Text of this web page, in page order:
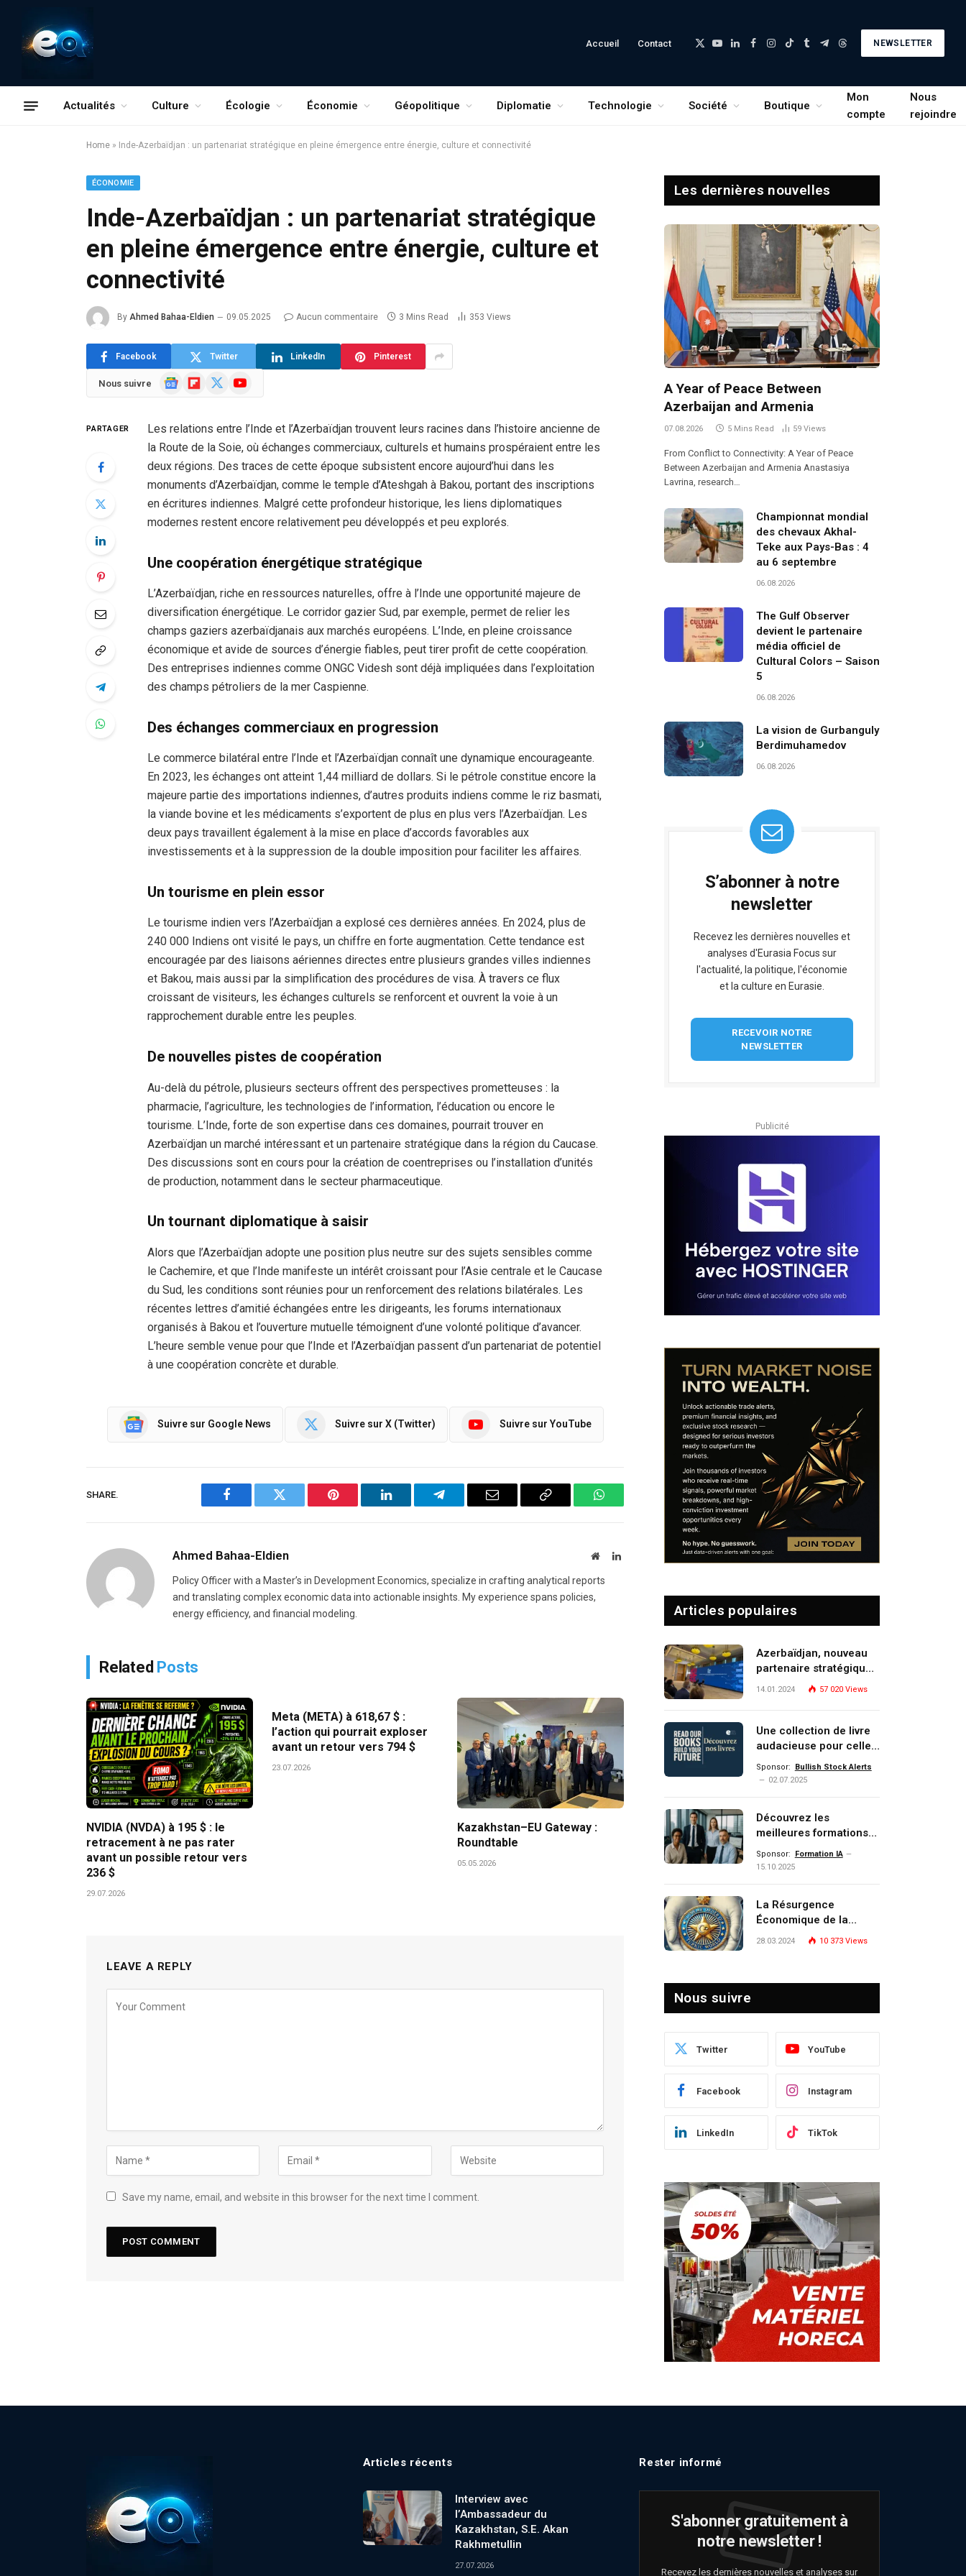
Accueil Contact
X
YouTube
LinkedInFacebook
Instagram
TikTokTumblrTelegramThreads
NEWSLETTER
Actualités Culture Écologie Économie Géopolitique Diplomatie Technologie Société Boutique
Mon
compte
Nous
rejoindre
Home » Inde-Azerbaïdjan : un partenariat stratégique en pleine émergence entre énergie, culture et connectivité
ÉCONOMIE
Inde-Azerbaïdjan : un partenariat stratégique
en pleine émergence entre énergie, culture et
connectivité
By Ahmed Bahaa-Eldien 09.05.2025 Aucun commentaire 3 Mins Read 353 Views
Facebook Twitter LinkedIn Pinterest
Nous suivre
GoogleFlipboard YouTube
PARTAGER
Les relations entre l’Inde et l’Azerbaïdjan trouvent leurs racines dans l’histoire ancienne de
la Route de la Soie, où échanges commerciaux, culturels et humains prospéraient entre les
deux régions. Des traces de cette époque subsistent encore aujourd’hui dans les
monuments d’Azerbaïdjan, comme le temple d’Ateshgah à Bakou, portant des inscriptions
en écritures indiennes. Malgré cette profondeur historique, les liens diplomatiques
modernes restent encore relativement peu développés et peu explorés.
Une coopération énergétique stratégique
L’Azerbaïdjan, riche en ressources naturelles, offre à l’Inde une opportunité majeure de
diversification énergétique. Le corridor gazier Sud, par exemple, permet de relier les
champs gaziers azerbaïdjanais aux marchés européens. L’Inde, en pleine croissance
économique et avide de sources d’énergie fiables, peut tirer profit de cette coopération.
Des entreprises indiennes comme ONGC Videsh sont déjà impliquées dans l’exploitation
des champs pétroliers de la mer Caspienne.
Des échanges commerciaux en progression
Le commerce bilatéral entre l’Inde et l’Azerbaïdjan connaît une dynamique encourageante.
En 2023, les échanges ont atteint 1,44 milliard de dollars. Si le pétrole constitue encore la
majeure partie des importations indiennes, d’autres produits indiens comme le riz basmati,
la viande bovine et les médicaments s’exportent de plus en plus vers l’Azerbaïdjan. Les
deux pays travaillent également à la mise en place d’accords favorables aux
investissements et à la suppression de la double imposition pour faciliter les affaires.
Un tourisme en plein essor
Le tourisme indien vers l’Azerbaïdjan a explosé ces dernières années. En 2024, plus de
240 000 Indiens ont visité le pays, un chiffre en forte augmentation. Cette tendance est
encouragée par des liaisons aériennes directes entre plusieurs grandes villes indiennes
et Bakou, mais aussi par la simplification des procédures de visa. À travers ce flux
croissant de visiteurs, les échanges culturels se renforcent et ouvrent la voie à un
rapprochement durable entre les peuples.
De nouvelles pistes de coopération
Au-delà du pétrole, plusieurs secteurs offrent des perspectives prometteuses : la
pharmacie, l’agriculture, les technologies de l’information, l’éducation ou encore le
tourisme. L’Inde, forte de son expertise dans ces domaines, pourrait trouver en
Azerbaïdjan un marché intéressant et un partenaire stratégique dans la région du Caucase.
Des discussions sont en cours pour la création de coentreprises ou l’installation d’unités
de production, notamment dans le secteur pharmaceutique.
Un tournant diplomatique à saisir
Alors que l’Azerbaïdjan adopte une position plus neutre sur des sujets sensibles comme
le Cachemire, et que l’Inde manifeste un intérêt croissant pour l’Asie centrale et le Caucase
du Sud, les conditions sont réunies pour un renforcement des relations bilatérales. Les
récentes lettres d’amitié échangées entre les dirigeants, les forums internationaux
organisés à Bakou et l’ouverture mutuelle témoignent d’une volonté politique d’avancer.
L’heure semble venue pour que l’Inde et l’Azerbaïdjan passent d’un partenariat de potentiel
à une coopération concrète et durable.
Suivre sur Google News Suivre sur X (Twitter) Suivre sur YouTube
SHARE.
Facebook Twitter Pinterest LinkedIn Telegram Email
Copy
WhatsApp
Ahmed Bahaa-Eldien WebsiteLinkedIn
Policy Officer with a Master’s in Development Economics, specialize in crafting analytical reports
and translating complex economic data into actionable insights. My experience spans policies,
energy efficiency, and financial modeling.
Related Posts
NVIDIA (NVDA) à 195 $ : le
retracement à ne pas rater
avant un possible retour vers
236 $
29.07.2026
Meta (META) à 618,67 $ :
l’action qui pourrait exploser
avant un retour vers 794 $
23.07.2026
Kazakhstan–EU Gateway :
Roundtable
05.05.2026
LEAVE A REPLY
Save my name, email, and website in this browser for the next time I comment.
Les dernières nouvelles
A Year of Peace Between
Azerbaijan and Armenia
07.08.2026 5 Mins Read 59 Views
From Conflict to Connectivity: A Year of Peace
Between Azerbaijan and Armenia Anastasiya
Lavrina, research…
Championnat mondial
des chevaux Akhal-
Teke aux Pays-Bas : 4
au 6 septembre
06.08.2026
The Gulf Observer
devient le partenaire
média officiel de
Cultural Colors – Saison
5
06.08.2026
La vision de Gurbanguly
Berdimuhamedov
06.08.2026
S’abonner à notre
newsletter
Recevez les dernières nouvelles et
analyses d'Eurasia Focus sur
l'actualité, la politique, l'économie
et la culture en Eurasie.
RECEVOIR NOTRE
NEWSLETTER
Publicité
Articles populaires
Azerbaïdjan, nouveau
partenaire stratégique
de l’Union européenne
14.01.2024 57 020 Views
Une collection de livre
audacieuse pour celles
et ceux qui veulent
comprendre, investir et
Sponsor:
Bullish Stock Alerts
02.07.2025
Découvrez les
meilleures formations
Data, IA, automatisation
et investissement
écosystème d’experts
Sponsor:
Formation IA
15.10.2025
La Résurgence
Économique de la
Turquie : Naviguer dans
28.03.2024 10 373 Views
Nous suivre
Twitter YouTube
Facebook Instagram
LinkedIn TikTok
Articles récents
Interview avec
l’Ambassadeur du
Kazakhstan, S.E. Akan
Rakhmetullin
27.07.2026
Rester informé
S'abonner gratuitement à
notre newsletter !
Recevez les dernières nouvelles et analyses sur